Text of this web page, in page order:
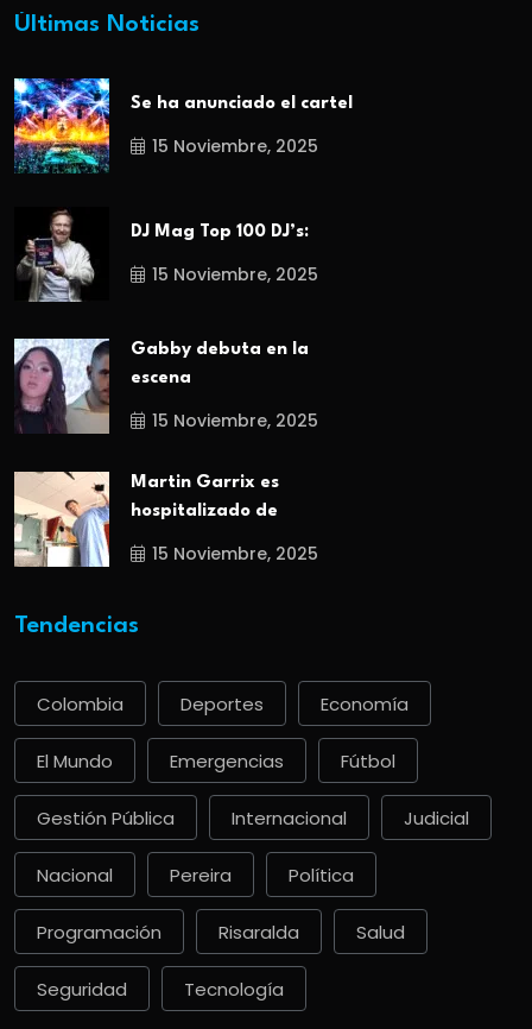
Últimas Noticias
Se ha anunciado el cartel
15 Noviembre, 2025
DJ Mag Top 100 DJ’s:
15 Noviembre, 2025
Gabby debuta en la
escena
15 Noviembre, 2025
Martin Garrix es
hospitalizado de
15 Noviembre, 2025
Tendencias
Colombia Deportes Economía
El Mundo Emergencias Fútbol
Gestión Pública Internacional Judicial
Nacional Pereira Política
Programación Risaralda Salud
Seguridad Tecnología